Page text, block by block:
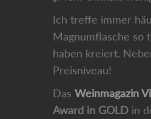
Ich treffe immer
Magnumflasche so
haben kreiert.
Preisniveau!
Das Weinmagazin
Award in GOLD in